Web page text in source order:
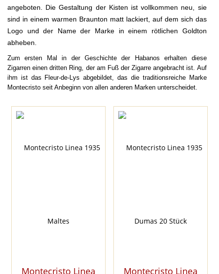
angeboten. Die Gestaltung der Kisten ist vollkommen neu, sie
sind in einem warmen Braunton matt lackiert, auf dem sich das
Logo und der Name der Marke in einem rötlichen Goldton
abheben.
Zum ersten Mal in der Geschichte der Habanos erhalten diese
Zigarren einen dritten Ring, der am Fuß der Zigarre angebracht ist. Auf
ihm ist das Fleur-de-Lys abgebildet, das die traditionsreiche Marke
Montecristo seit Anbeginn von allen anderen Marken unterscheidet.
Montecristo Linea
Montecristo Linea